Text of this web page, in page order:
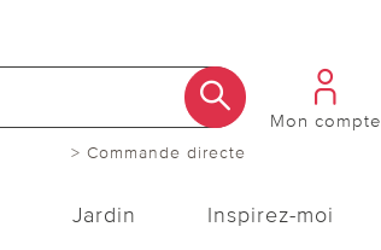
> Commande directe
Mon compte
Jardin Inspirez-moi